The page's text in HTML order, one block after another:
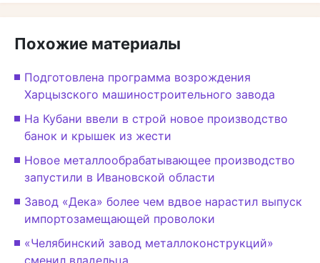
Похожие материалы
Подготовлена программа возрождения
Харцызского машиностроительного завода
На Кубани ввели в строй новое производство
банок и крышек из жести
Новое металлообрабатывающее производство
запустили в Ивановской области
Завод «Дека» более чем вдвое нарастил выпуск
импортозамещающей проволоки
«Челябинский завод металлоконструкций»
сменил владельца